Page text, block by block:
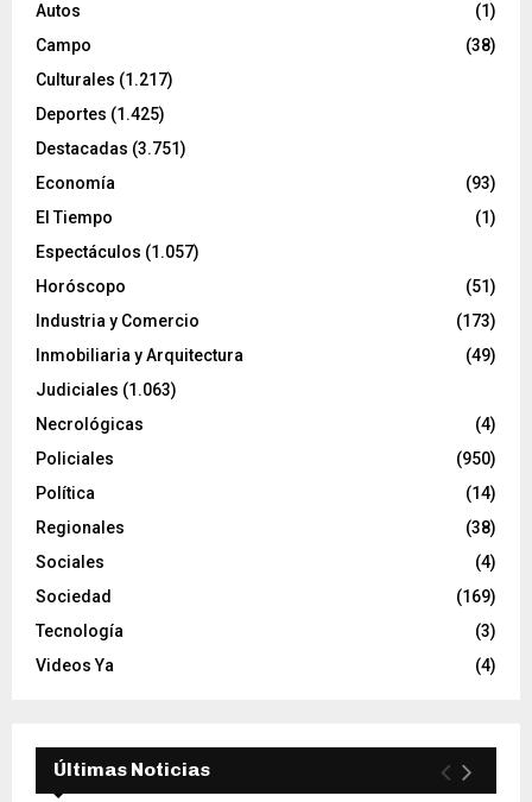
Autos
(1)
Campo
(38)
Culturales (1.217)
Deportes (1.425)
Destacadas (3.751)
Economía
(93)
El Tiempo
(1)
Espectáculos (1.057)
Horóscopo
(51)
Industria y Comercio
(173)
Inmobiliaria y Arquitectura
(49)
Judiciales (1.063)
Necrológicas
(4)
Policiales
(950)
Política
(14)
Regionales
(38)
Sociales
(4)
Sociedad
(169)
Tecnología
(3)
Videos Ya
(4)
Últimas Noticias